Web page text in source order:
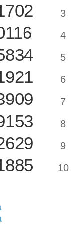
3
4
5
6
7
8
9
10